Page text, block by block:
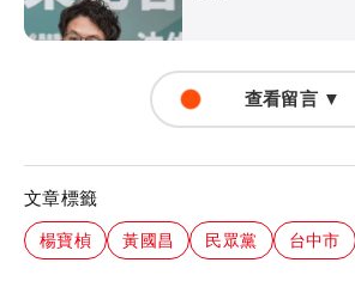
查看留言 ▼
文章標籤
楊寶楨 黃國昌 民眾黨 台中市